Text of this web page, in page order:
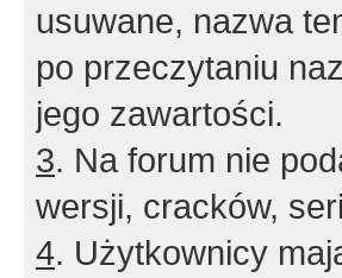
usuwane, nazwa
po przeczytaniu
jego zawartości.
3. Na forum nie
wersji, cracków,
4. Użytkownicy